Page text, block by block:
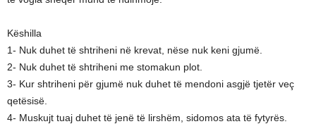
Këshilla
1- Nuk duhet të shtriheni në krevat, nëse nuk keni gjumë.
2- Nuk duhet të shtriheni me stomakun plot.
3- Kur shtriheni për gjumë nuk duhet të mendoni asgjë tjetër veç
qetësisë.
4- Muskujt tuaj duhet të jenë të lirshëm, sidomos ata të fytyrës.